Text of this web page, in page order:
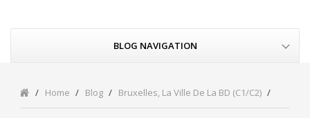
BLOG NAVIGATION
Home Blog Bruxelles, La Ville De La BD (C1/C2)